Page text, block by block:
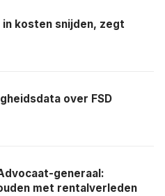
kosten snijden, zegt
over FSD
generaal:
met rentalverleden